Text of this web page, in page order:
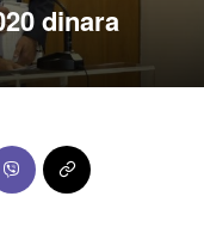
dinara